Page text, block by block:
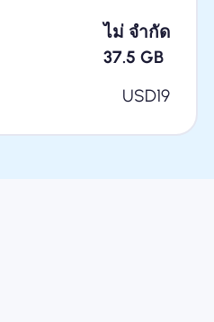
ไม่ จำกัด
37.5 GB
USD19